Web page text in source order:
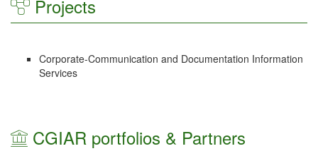
Projects
Corporate-Communication and Documentation Information
Services
CGIAR portfolios & Partners